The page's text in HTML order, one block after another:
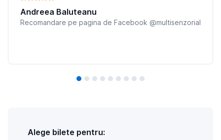
Andreea Baluteanu
Recomandare pe pagina de Facebook @multisenzorial
Alege bilete pentru: